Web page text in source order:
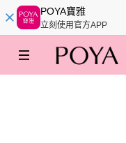
POYA寶雅
立刻使用官方APP